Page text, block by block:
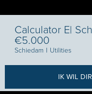
Calculator E|
€5.000
Schiedam I Utilities
IK WIL